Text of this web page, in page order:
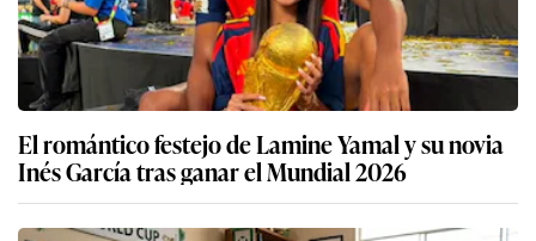
El romántico festejo de Lamine Yamal y su novia
Inés García tras ganar el Mundial 2026